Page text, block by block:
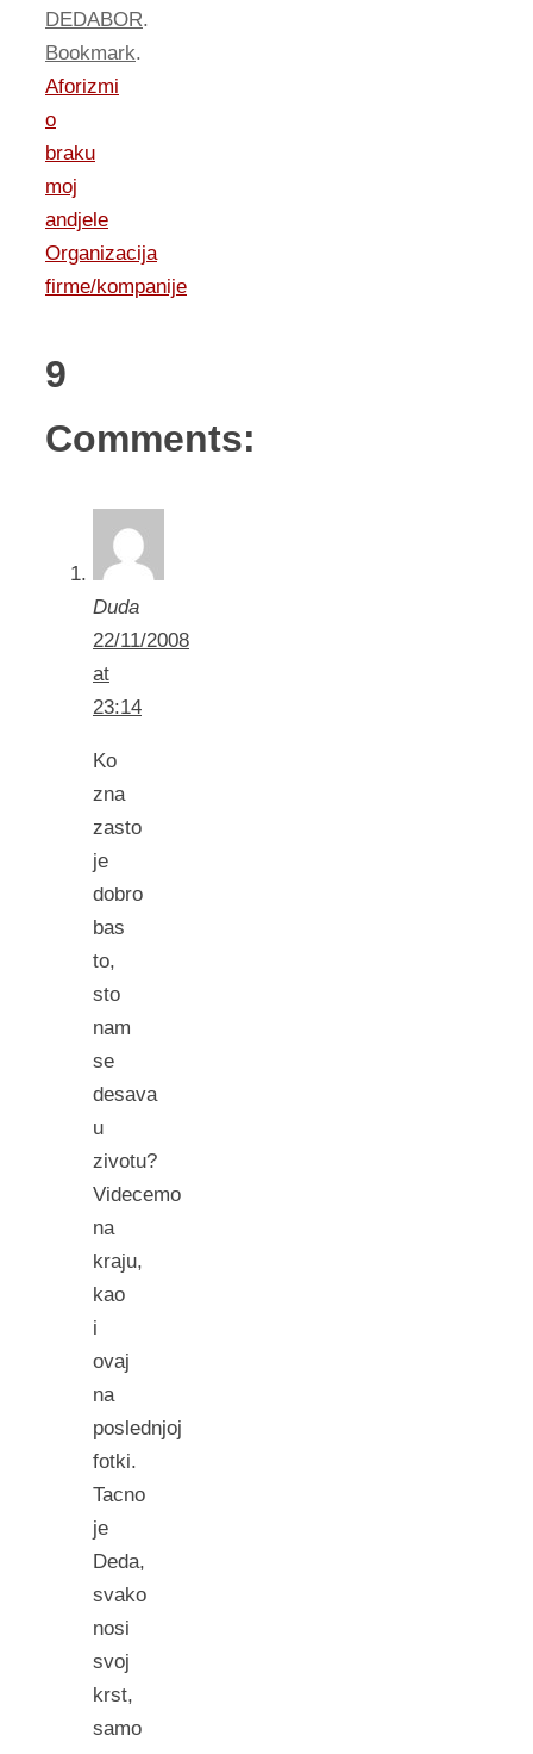
DEDABOR.
Bookmark.
Aforizmi
o
braku
moj
andjele
Organizacija
firme/kompanije
9
Comments:
Duda
22/11/2008
at
23:14
Ko
zna
zasto
je
dobro
bas
to,
sto
nam
se
desava
u
zivotu?
Videcemo
na
kraju,
kao
i
ovaj
na
poslednjoj
fotki.
Tacno
je
Deda,
svako
nosi
svoj
krst,
samo